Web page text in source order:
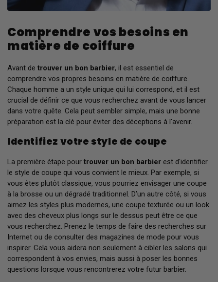
Comprendre vos besoins en
matière de coiffure
Avant de trouver un bon barbier, il est essentiel de
comprendre vos propres besoins en matière de coiffure.
Chaque homme a un style unique qui lui correspond, et il est
crucial de définir ce que vous recherchez avant de vous lancer
dans votre quête. Cela peut sembler simple, mais une bonne
préparation est la clé pour éviter des déceptions à l'avenir.
Identifiez votre style de coupe
La première étape pour trouver un bon barbier est d'identifier
le style de coupe qui vous convient le mieux. Par exemple, si
vous êtes plutôt classique, vous pourriez envisager une coupe
à la brosse ou un dégradé traditionnel. D’un autre côté, si vous
aimez les styles plus modernes, une coupe texturée ou un look
avec des cheveux plus longs sur le dessus peut être ce que
vous recherchez. Prenez le temps de faire des recherches sur
Internet ou de consulter des magazines de mode pour vous
inspirer. Cela vous aidera non seulement à cibler les salons qui
correspondent à vos envies, mais aussi à poser les bonnes
questions lorsque vous rencontrerez votre futur barbier.